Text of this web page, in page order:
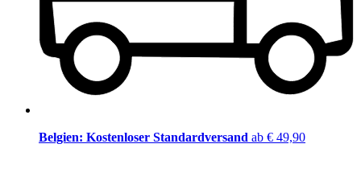
Belgien: Kostenloser Standardversand ab € 49,90